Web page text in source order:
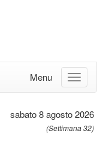
Menu
sabato 8 agosto 2026
(Settimana 32)